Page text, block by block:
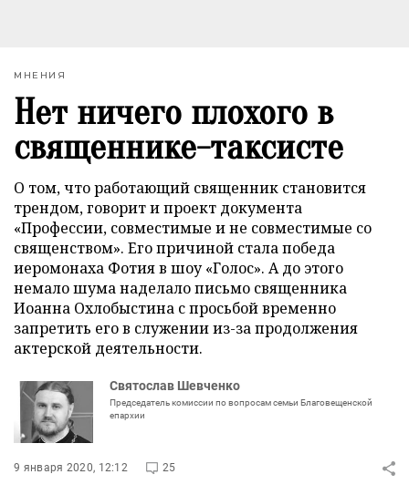
МНЕНИЯ
Нет ничего плохого в
священнике-таксисте
О том, что работающий священник становится
трендом, говорит и проект документа
«Профессии, совместимые и не совместимые со
священством». Его причиной стала победа
иеромонаха Фотия в шоу «Голос». А до этого
немало шума наделало письмо священника
Иоанна Охлобыстина с просьбой временно
запретить его в служении из-за продолжения
актерской деятельности.
Святослав Шевченко
Председатель комиссии по вопросам семьи Благовещенской
епархии
9 января 2020, 12:12 25